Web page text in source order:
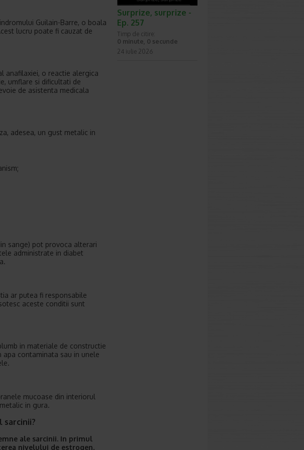
Guilain-Barre, o boala
lucru poate fi cauzat de
anafilaxiei, o reactie alergica
umflare si dificultati de
de asistenta medicala
adesea, un gust metalic in
sange) pot provoca alterari
administrate in diabet
ar putea fi responsabile
aceste conditii sunt
in materiale de constructie
contaminata sau in unele
mucoase din interiorul
in gura.
sarcinii?
ale sarcinii. In primul
nivelului de estrogen,
Surprize, surprize -
Ep. 257
Timp de citire:
0 minute, 0 secunde
24 iulie 2026